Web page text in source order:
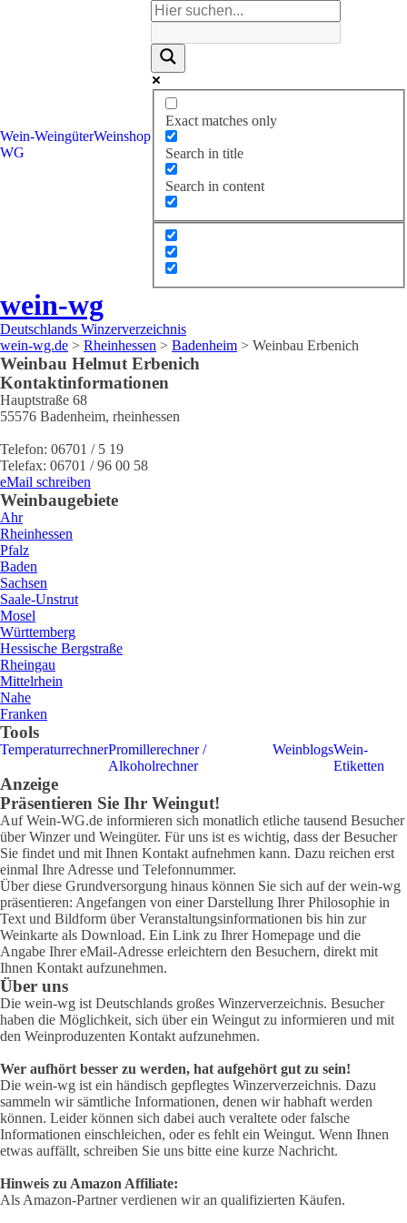
Wein-
WG
WeingüterWeinshop
Exact matches only
Search in title
Search in content
wein-wg
Deutschlands Winzerverzeichnis
wein-wg.de > Rheinhessen > Badenheim > Weinbau Erbenich
Weinbau Helmut Erbenich
Kontaktinformationen
Hauptstraße 68
55576 Badenheim, rheinhessen
Telefon: 06701 / 5 19
Telefax: 06701 / 96 00 58
eMail schreiben
Weinbaugebiete
Ahr
Rheinhessen
Pfalz
Baden
Sachsen
Saale-Unstrut
Mosel
Württemberg
Hessische Bergstraße
Rheingau
Mittelrhein
Nahe
Franken
Tools
TemperaturrechnerPromillerechner /
Alkoholrechner
WeinblogsWein-
Etiketten
Anzeige
Präsentieren Sie Ihr Weingut!
Auf Wein-WG.de informieren sich monatlich etliche tausend Besucher
über Winzer und Weingüter. Für uns ist es wichtig, dass der Besucher
Sie findet und mit Ihnen Kontakt aufnehmen kann. Dazu reichen erst
einmal Ihre Adresse und Telefonnummer.
Über diese Grundversorgung hinaus können Sie sich auf der wein-wg
präsentieren: Angefangen von einer Darstellung Ihrer Philosophie in
Text und Bildform über Veranstaltungsinformationen bis hin zur
Weinkarte als Download. Ein Link zu Ihrer Homepage und die
Angabe Ihrer eMail-Adresse erleichtern den Besuchern, direkt mit
Ihnen Kontakt aufzunehmen.
Über uns
Die wein-wg ist Deutschlands großes Winzerverzeichnis. Besucher
haben die Möglichkeit, sich über ein Weingut zu informieren und mit
den Weinproduzenten Kontakt aufzunehmen.
Wer aufhört besser zu werden, hat aufgehört gut zu sein!
Die wein-wg ist ein händisch gepflegtes Winzerverzeichnis. Dazu
sammeln wir sämtliche Informationen, denen wir habhaft werden
können. Leider können sich dabei auch veraltete oder falsche
Informationen einschleichen, oder es fehlt ein Weingut. Wenn Ihnen
etwas auffällt, schreiben Sie uns bitte eine kurze Nachricht.
Hinweis zu Amazon Affiliate:
Als Amazon-Partner verdienen wir an qualifizierten Käufen.